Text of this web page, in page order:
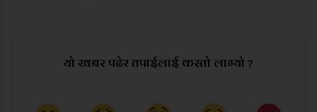
यो खबर पढेर तपाईलाई कस्तो लाग्यो ?